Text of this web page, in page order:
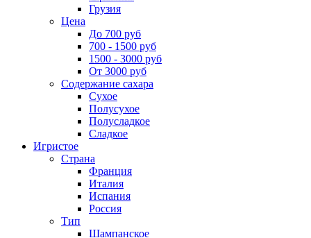
Грузия
Цена
До 700 руб
700 - 1500 руб
1500 - 3000 руб
От 3000 руб
Содержание сахара
Сухое
Полусухое
Полусладкое
Сладкое
Игристое
Страна
Франция
Италия
Испания
Россия
Тип
Шампанское